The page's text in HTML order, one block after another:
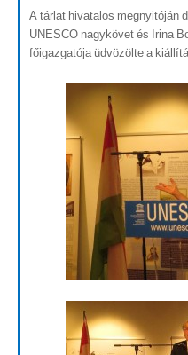
A tárlat hivatalos megnyitóján
UNESCO nagykövet és Irina
főigazgatója üdvözölte a